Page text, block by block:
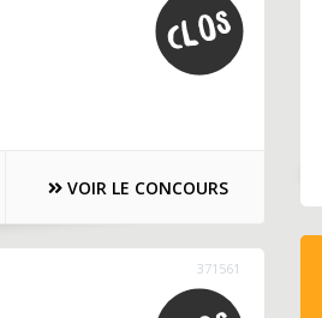
VOIR LE CONCOURS
371561